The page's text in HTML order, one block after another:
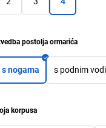
postolja ormarića
s nogama s podnim
korpusa